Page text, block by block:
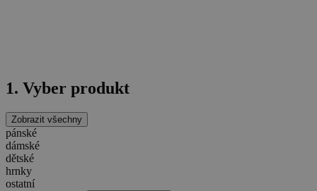
1. Vyber produkt
Zobrazit všechny
pánské
dámské
dětské
hrnky
ostatní